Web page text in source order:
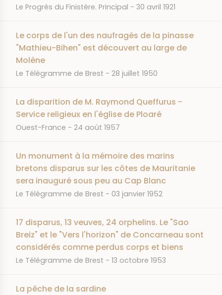
JOURNAL
Le Progrès du Finistère. Principal DATE
30 avril 1921
Le corps de l'un des naufragés de la pinasse
"Mathieu-Bihen" est découvert au large de
Molène
JOURNAL
Le Télégramme de Brest DATE
28 juillet 1950
La disparition de M. Raymond Queffurus -
Service religieux en l'église de Ploaré
JOURNAL
Ouest-France DATE
24 août 1957
Un monument à la mémoire des marins
bretons disparus sur les côtes de Mauritanie
sera inauguré sous peu au Cap Blanc
JOURNAL
Le Télégramme de Brest DATE
03 janvier 1952
17 disparus, 13 veuves, 24 orphelins. Le "Sao
Breiz" et le "Vers l'horizon" de Concarneau sont
considérés comme perdus corps et biens
JOURNAL
Le Télégramme de Brest DATE
13 octobre 1953
La pêche de la sardine